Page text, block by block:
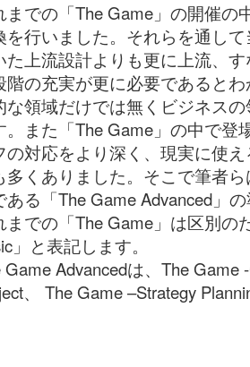
までの「The Game」の開催の
を行いました。それらを通し
た上流設計よりも更に上流、
階の充実が更に必要であると
な領域だけでは無くビジネス
。また「The Game」の中で登
の対応をより深く、現実に使
多くありました。そこで筆者
ある「The Game Advanced」
までの「The Game」は区別の
」と表記します。
Game Advancedは、The Game
、 The Game –Strategy